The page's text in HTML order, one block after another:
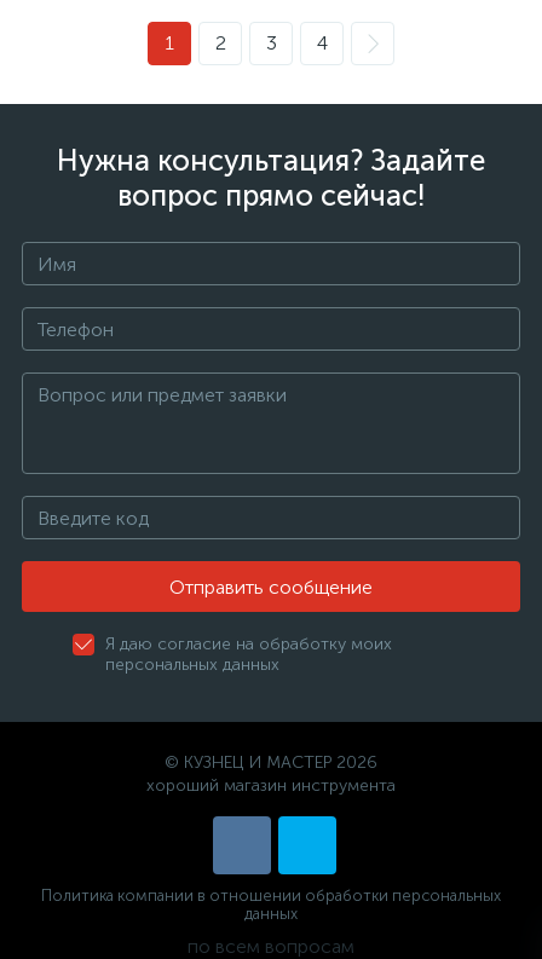
1 2 3 4
Нужна консультация? Задайте
вопрос прямо сейчас!
Отправить сообщение
Я даю согласие на обработку моих
персональных данных
© КУЗНЕЦ И МАСТЕР 2026
хороший магазин инструмента
Политика компании в отношении обработки персональных
данных
по всем вопросам